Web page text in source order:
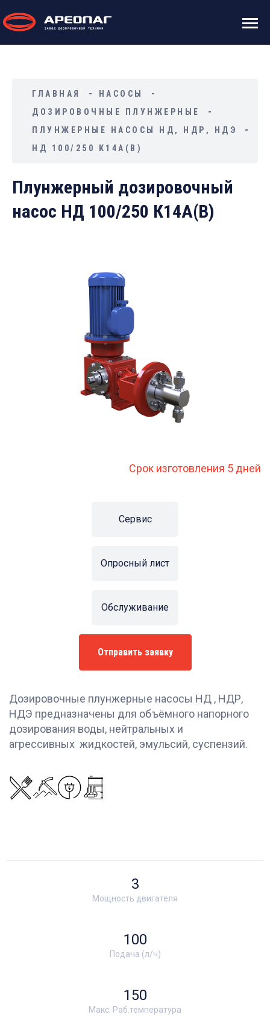
ГЛАВНАЯ
НАСОСЫ
ДОЗИРОВОЧНЫЕ ПЛУНЖЕРНЫЕ
ПЛУНЖЕРНЫЕ НАСОСЫ НД, НДР, НДЭ
НД 100/250 К14А(В)
Плунжерный дозировочный
насос НД 100/250 К14А(В)
Срок изготовления 5 дней
Сервис
Опросный лист
Обслуживание
Отправить заявку
Дозировочные плунжерные насосы НД , НДР,
НДЭ предназначены для объёмного напорного
дозирования воды, нейтральных и
агрессивных жидкостей, эмульсий, суспензий.
Мощность двигателя
3
Подача (л/ч)
100
Макс. Раб.температура
150